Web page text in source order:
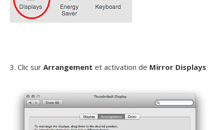
3. Clic sur Arrangement et activation de Mirror Displays